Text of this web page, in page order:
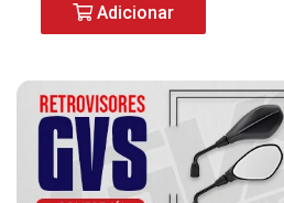
Adicionar